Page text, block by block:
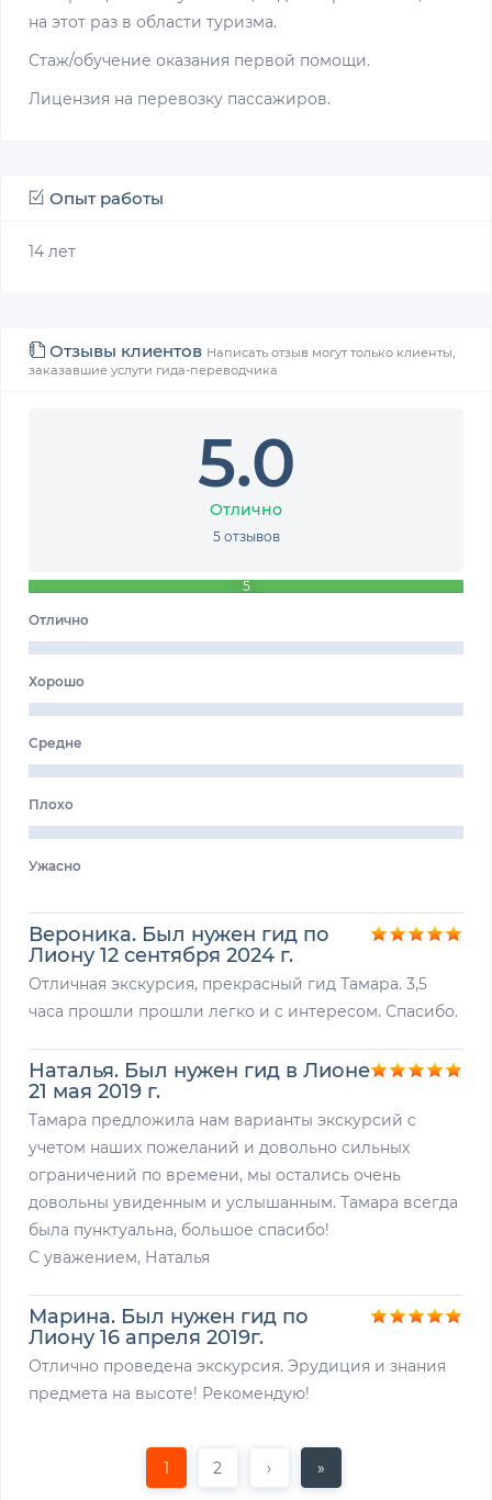
на этот раз в области туризма.
Стаж/обучение оказания первой помощи.
Лицензия на перевозку пассажиров.
Опыт работы
14 лет
Отзывы клиентов Написать отзыв могут только клиенты,
заказавшие услуги гида-переводчика
5.0
Отлично
5 отзывов
5
Отлично
Хорошо
Средне
Плохо
Ужасно
Вероника. Был нужен гид по
Лиону 12 сентября 2024 г.
Отличная экскурсия, прекрасный гид Тамара. 3,5
часа прошли прошли легко и с интересом. Спасибо.
Наталья. Был нужен гид в Лионе
21 мая 2019 г.
Тамара предложила нам варианты экскурсий с
учетом наших пожеланий и довольно сильных
ограничений по времени, мы остались очень
довольны увиденным и услышанным. Тамара всегда
была пунктуальна, большое спасибо!
С уважением, Наталья
Марина. Был нужен гид по
Лиону 16 апреля 2019г.
Отлично проведена экскурсия. Эрудиция и знания
предмета на высоте! Рекомендую!
1 2 › »